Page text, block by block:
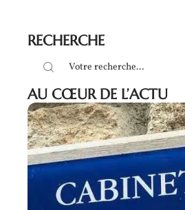
RECHERCHE
AU CŒUR DE L’ACTU